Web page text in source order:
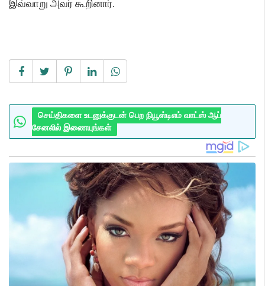
இவ்வாறு அவர் கூறினார்.
செய்திகளை உடனுக்குடன் பெற நியூஸ்டிஎம் வாட்ஸ் ஆப்
சேனலில் இணையுங்கள்